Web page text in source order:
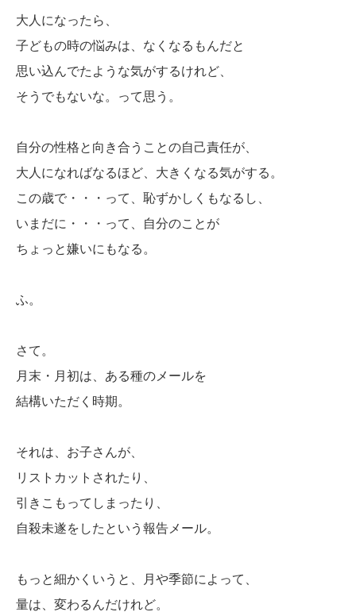
大人になったら、
子どもの時の悩みは、なくなるもんだと
思い込んでたような気がするけれど、
そうでもないな。って思う。
自分の性格と向き合うことの自己責任が、
大人になればなるほど、大きくなる気がする。
この歳で・・・って、恥ずかしくもなるし、
いまだに・・・って、自分のことが
ちょっと嫌いにもなる。
ふ。
さて。
月末・月初は、ある種のメールを
結構いただく時期。
それは、お子さんが、
リストカットされたり、
引きこもってしまったり、
自殺未遂をしたという報告メール。
もっと細かくいうと、月や季節によって、
量は、変わるんだけれど。